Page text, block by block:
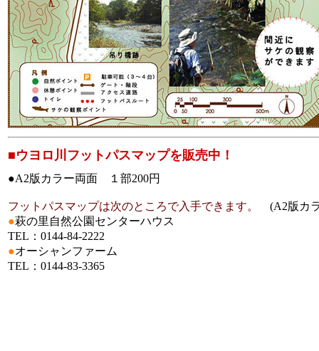
■ウヨロ川フットパスマップを販売中！
●A2版カラー両面 １部200円
フットパスマップは次のところで入手できます。 (A2版カ
●萩の里自然公園センターハウス
TEL：0144-84-2222
●オーシャンファーム
TEL：0144-83-3365